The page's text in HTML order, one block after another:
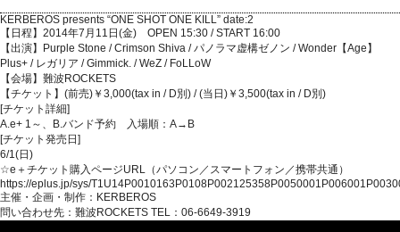
KERBEROS presents “ONE SHOT ONE KILL” date:2
【日程】2014年7月11日(金) OPEN 15:30 / START 16:00
【出演】Purple Stone / Crimson Shiva / パノラマ虚構ゼノン / Wonder【Age】
Plus+ / レガリア / Gimmick. / WeZ / FoLLoW
【会場】難波ROCKETS
【チケット】(前売)￥3,000(tax in / D別) / (当日)￥3,500(tax in / D別)
[チケット詳細]
A.e+ 1～、B.バンド予約 入場順：A→B
[チケット発売日]
6/1(日)
☆e＋チケット購入ページURL（パソコン／スマートフォン／携帯共通）
https://eplus.jp/sys/
主催・企画・制作：KERBEROS
問い合わせ先：難波ROCKETS TEL： 06-6649-3919